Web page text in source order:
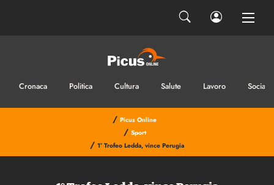
Cronaca Politica Cultura Salute Lavoro Sociale
/ Picus Online
/ Sport
/ 1° Trofeo Ledda, vince Perugia